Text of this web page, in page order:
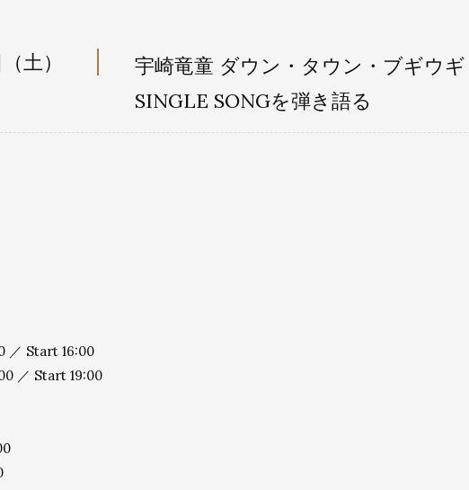
土）
宇崎竜童 ダウン・タウン・ブギウギ
SINGLE SONGを弾き語る
／ Start 16:00
／ Start 19:00